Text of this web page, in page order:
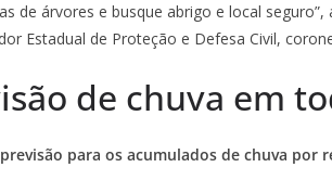
de árvores e busque abrigo e local
Estadual de Proteção e Defesa Civil,
de chuva em
para os acumulados de chuva por